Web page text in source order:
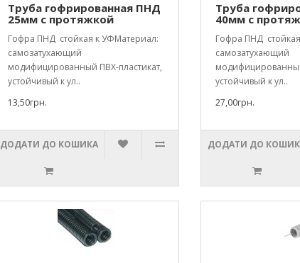
Труба гофрированная ПНД
25мм с протяжкой
Гофра ПНД стойкая к УФМатериал:
самозатухающий
модифицированный ПВХ-пластикат,
устойчивый к ул..
13,50грн.
ДОДАТИ ДО КОШИКА
Труба
40мм с
Гофра ПНД
самозатухающий
устойчивый к ул..
27,00грн.
ДОДАТИ ДО